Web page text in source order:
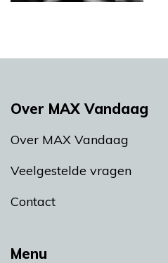
Menu
Over MAX Vandaag
Over MAX Vandaag
Veelgestelde vragen
Contact